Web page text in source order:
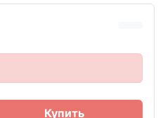
Купить